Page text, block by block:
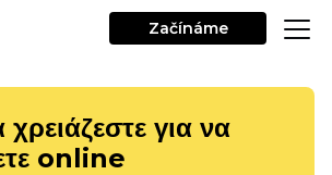
Začínáme
για να
online